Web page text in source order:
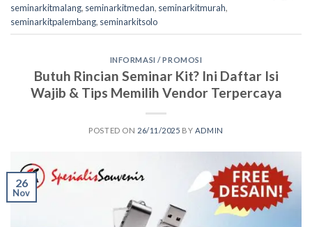
seminarkitmalang, seminarkitmedan, seminarkitmurah,
seminarkitpalembang, seminarkitsolo
INFORMASI / PROMOSI
Butuh Rincian Seminar Kit? Ini Daftar Isi
Wajib & Tips Memilih Vendor Terpercaya
POSTED ON 26/11/2025 BY ADMIN
26
Nov